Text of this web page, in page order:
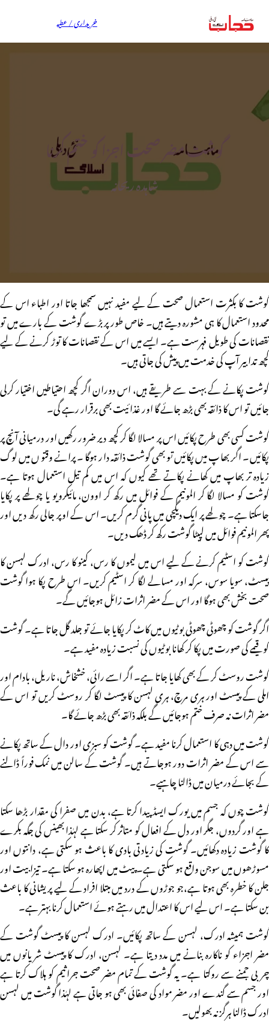
خریداری / عطیہ
گوشت مضر صحت اجزا کو ختم کرنا
شاہدہ ریحانہ
گوشت کا بکثرت استعمال صحت کے لیے مفید نہیں سمجھا جاتا اور اطباء اس کے
محدود استعمال کا ہی مشورہ دیتے ہیں۔ خاص طور پر بڑے گوشت کے بارے میں تو
نقصانات کی طویل فہرست ہے۔ ایسے میں اس کے نقصانات کا توڑ کرنے کے لیے
کچھ تدابیر آپ کی خدمت میں پیش کی جاتی ہیں۔
گوشت پکانے کے بہت سے طریقے ہیں، اس دوران اگر کچھ احتیاطیں اختیار کرلی
جائیں تو اس کا ذائقہ بھی بڑھ جائے گا اور غذائیت بھی برقرار رہے گی۔
گوشت کسی بھی طرح پکائیں اس پر مسالا لگا کر کچھ دیر ضرور رکھیں اور درمیانی آنچ پر
پکائیں۔ اگر بھاپ میں پکائیں تو بھی گوشت ذائقہ دار ہوگا۔ پرانے وقتوں میں لوگ
زیادہ تر بھاپ میں کھانے پکاتے تھے کیوں کہ اس میں کم تیل استعمال ہوتا ہے۔
گوشت کو مسالا لگا کر المونیم کے فوائل میں رکھ کر اوون، مائیکرویو یا چولھے پر پکایا
جاسکتا ہے۔ چولھے پر ایک دیگچی میں پانی گرم کریں۔ اس کے اوپر جالی رکھ دیں اور
پھر المونیم فوائل میں لپیٹا گوشت رکھ کر ڈھک دیں۔
گوشت کو اسٹیم کرنے کے لیے اس میں لیموں کا رس، کینو کا رس، ادرک لہسن کا
پیسٹ، سویا سوس، سرکہ اور مسالے لگا کر اسٹیم کریں۔ اس طرح پکا ہوا گوشت
صحت بخش بھی ہوگا اور اس کے مضر اثرات زائل ہوجائیں گے۔
اگر گوشت کو چھوٹی چھوٹی بوٹیوں میں کاٹ کر پکایا جائے تو جلد گل جاتا ہے۔ گوشت
کو قیمے کی صورت میں پکا کر کھانا بوٹیوں کی نسبت زیادہ مفید ہے۔
گوشت روسٹ کر کے بھی کھایا جاتا ہے۔ اگر اسے رائی، خشخاش، ناریل، بادام اور
املی کے پیسٹ اور ہری مرچ، ہری لہسن کا پیسٹ لگا کر روسٹ کریں تو اس کے
مضر اثرات نہ صرف ختم ہوجائیں گے بلکہ ذائقہ بھی بڑھ جائے گا۔
گوشت میں دہی کا استعمال کرنا مفید ہے۔ گوشت کو سبزی اور دال کے ساتھ پکانے
سے اس کے مضر اثرات دور ہوجاتے ہیں۔ گوشت کے سالن میں نمک فوراً ڈالنے
کے بجائے درمیان میں ڈالنا چاہیے۔
گوشت چوں کہ جسم میں یورک ایسڈ پیدا کرتا ہے، بدن میں صفرا کی مقدار بڑھا سکتا
ہے اور گردوں، جگر اور دل کے افعال کو متاثر کر سکتا ہے لہٰذا بھینس کی جگہ بکرے
کا گوشت زیادہ دکھائیں۔ گوشت کی زیادتی بادی کا باعث ہو سکتی ہے، دانتوں اور
مسوڑھوں میں سوجن واقع ہو سکتی ہے۔ پیٹ میں اپھارہ ہو سکتا ہے۔ تیزابیت اور
جلن کا خطرہ بھی ہوتا ہے،جو جوڑوں کے درد میں مبتلا افراد کے لیے پریشانی کا باعث
بن سکتا ہے۔ اس لیے اس کا اعتدال میں رہتے ہوئے استعمال کرنا بہتر ہے۔
گوشت ہمیشہ ادرک، لہسن کے ساتھ پکائیں۔ ادرک لہسن کا پیسٹ گوشت کے
مضر اجزاء کو ناکارہ بنانے میں مدد دیتا ہے۔ لہسن، ادرک کا پیسٹ شریانوں میں
چربی جمنے سے روکتا ہے۔ یہ گوشت کے تمام مضر صحت جراثیم کو ہلاک کرتا ہے
اور جسم سے گندے اور مضر مواد کی صفائی بھی ہو جاتی ہے لہٰذا گوشت میں لہسن
ادرک ڈالنا ہرگز نہ بھولیں۔